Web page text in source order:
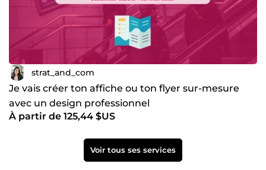
strat_and_com
Je vais créer ton affiche ou ton flyer sur-mesure
avec un design professionnel
À partir de 125,44 $US
Voir tous ses services